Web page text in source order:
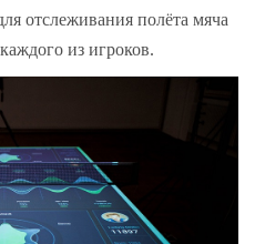
отслеживания полёта мяча
из игроков.